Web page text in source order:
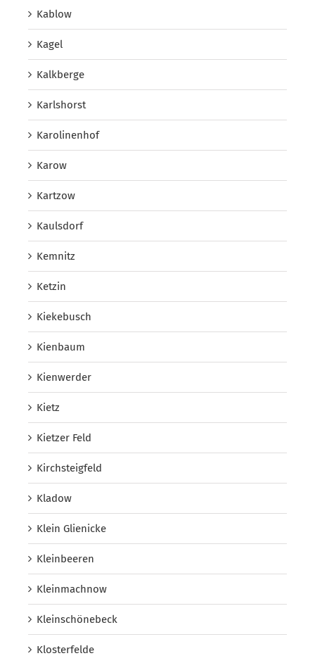
Kablow
Kagel
Kalkberge
Karlshorst
Karolinenhof
Karow
Kartzow
Kaulsdorf
Kemnitz
Ketzin
Kiekebusch
Kienbaum
Kienwerder
Kietz
Kietzer Feld
Kirchsteigfeld
Kladow
Klein Glienicke
Kleinbeeren
Kleinmachnow
Kleinschönebeck
Klosterfelde